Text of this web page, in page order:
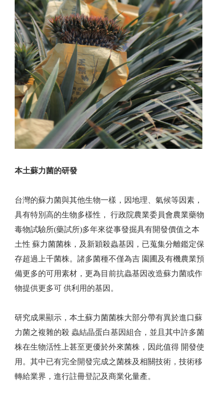
本土蘇力菌的研發
台灣的蘇力菌與其他生物一樣，因地理、氣候等因素，
具有特別高的生物多樣性， 行政院農業委員會農業藥物
毒物試驗所(藥試所)多年來從事發掘具有開發價值之本
土性 蘇力菌菌株，及新穎殺蟲基因，已蒐集分離鑑定保
存超過上千菌株。諸多菌種不僅為吉 園圃及有機農業預
備更多的可用素材，更為目前抗蟲基因改造蘇力菌或作
物提供更多可 供利用的基因。
研究成果顯示，本土蘇力菌菌株大部分帶有異於進口蘇
力菌之複雜的殺 蟲結晶蛋白基因組合，並且其中許多菌
株在生物活性上甚至更優於外來菌株，因此值得 開發使
用。其中已有完全開發完成之菌株及相關技術，技術移
轉給業界，進行註冊登記及商業化量產。